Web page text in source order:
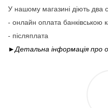
У нашому магазині діють два
- онлайн оплата банківською
- післяплата
►Детальна інформація про